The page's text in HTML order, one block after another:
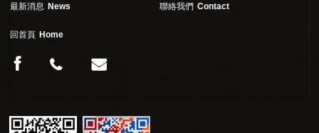
最新消息 News 聯絡我們 Contact
回首頁 Home